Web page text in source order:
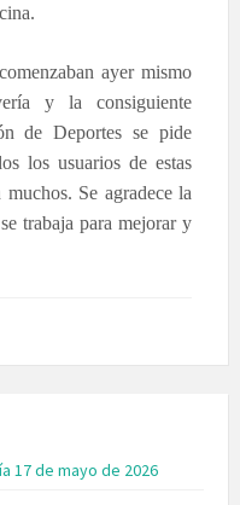
ayer mismo
y la consiguiente
de Deportes se pide
los usuarios de estas
Se agradece la
trabaja para mejorar y
17 de mayo de 2026